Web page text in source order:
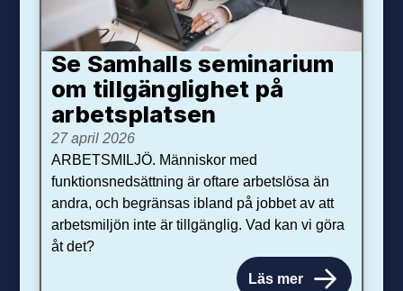
Se Samhalls seminarium
om tillgänglighet på
arbetsplatsen
27 april 2026
ARBETSMILJÖ. Människor med
funktionsnedsättning är oftare arbetslösa än
andra, och begränsas ibland på jobbet av att
arbetsmiljön inte är tillgänglig. Vad kan vi göra
åt det?
Läs mer